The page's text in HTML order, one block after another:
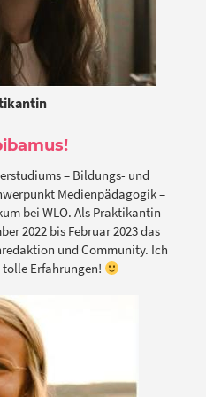
– Bildungs- und
Medienpädagogik –
bei WLO. Als Praktikantin
2022 bis Februar 2023 das
und Community. Ich
Erfahrungen!